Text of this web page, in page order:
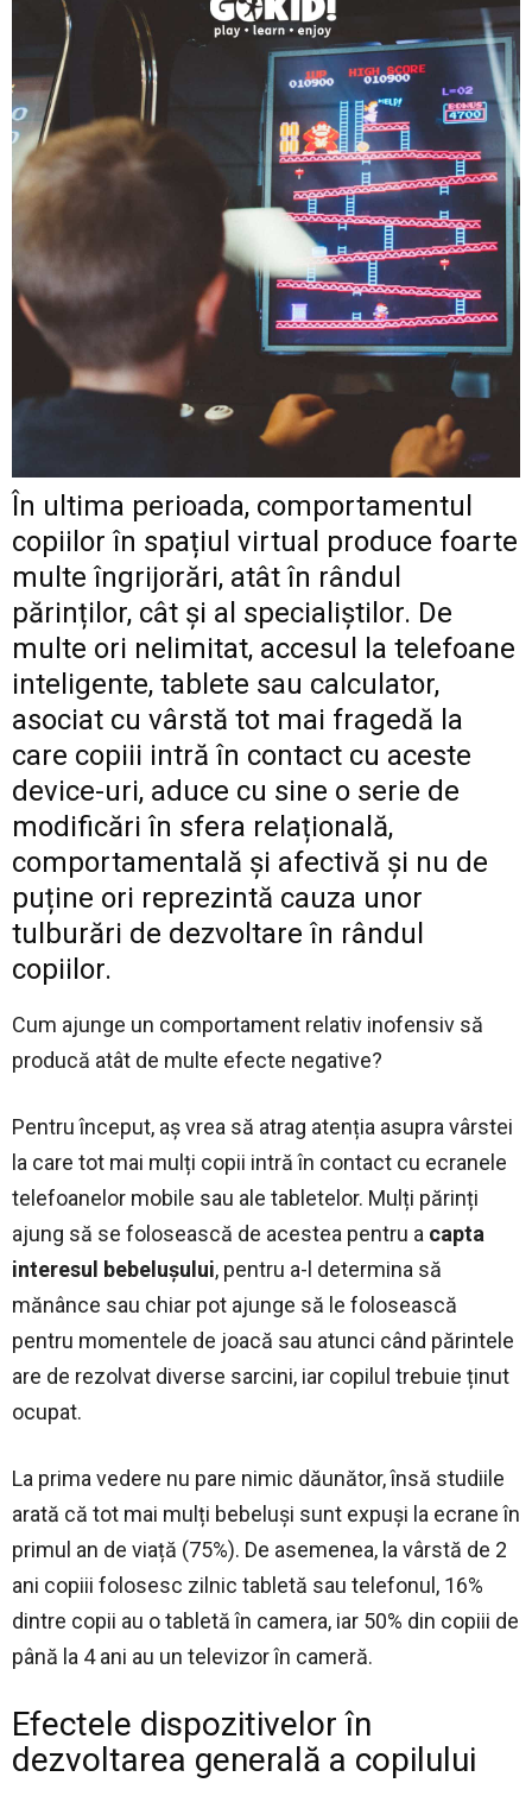
În ultima perioada, comportamentul
copiilor în spațiul virtual produce foarte
multe îngrijorări, atât în rândul
părinților, cât și al specialiștilor. De
multe ori nelimitat, accesul la telefoane
inteligente, tablete sau calculator,
asociat cu vârstă tot mai fragedă la
care copiii intră în contact cu aceste
device-uri, aduce cu sine o serie de
modificări în sfera relațională,
comportamentală și afectivă și nu de
puține ori reprezintă cauza unor
tulburări de dezvoltare în rândul
copiilor.
Cum ajunge un comportament relativ inofensiv să
producă atât de multe efecte negative?
Pentru început, aș vrea să atrag atenția asupra vârstei
la care tot mai mulți copii intră în contact cu ecranele
telefoanelor mobile sau ale tabletelor. Mulți părinți
ajung să se folosească de acestea pentru a capta
interesul bebelușului, pentru a-l determina să
mănânce sau chiar pot ajunge să le folosească
pentru momentele de joacă sau atunci când părintele
are de rezolvat diverse sarcini, iar copilul trebuie ținut
ocupat.
La prima vedere nu pare nimic dăunător, însă studiile
arată că tot mai mulți bebeluși sunt expuși la ecrane în
primul an de viață (75%). De asemenea, la vârstă de 2
ani copiii folosesc zilnic tabletă sau telefonul, 16%
dintre copii au o tabletă în camera, iar 50% din copiii de
până la 4 ani au un televizor în cameră.
Efectele dispozitivelor în
dezvoltarea generală a copilului